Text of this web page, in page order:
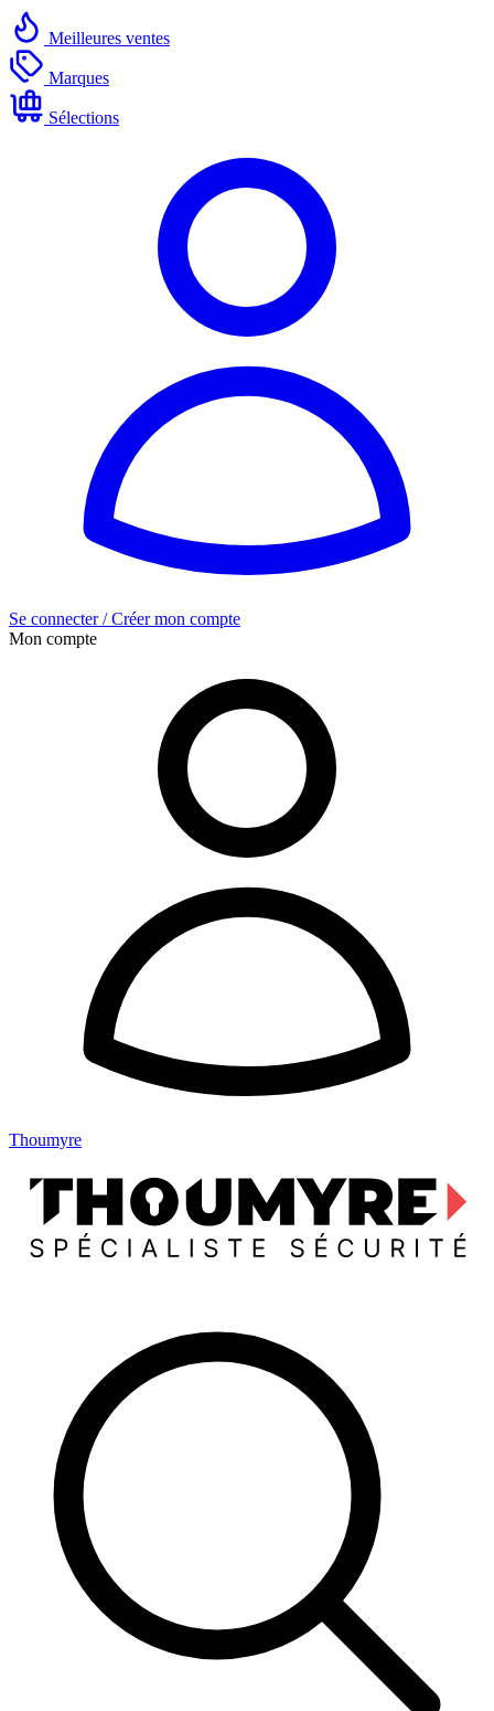
Meilleures ventes
Marques
Sélections
Se connecter / Créer mon compte
Mon compte
Thoumyre